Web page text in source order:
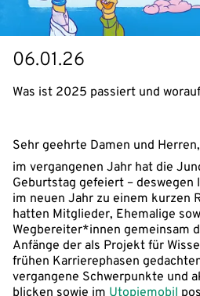
06.01.26
Was ist 2025 passiert und
Sehr geehrte Damen und Herren,
im vergangenen Jahr hat die
Geburtstag gefeiert – deswegen
im neuen Jahr zu einem kurzen
hatten Mitglieder, Ehemalige
Wegbereiter*innen gemeinsam
Anfänge der als Projekt für
frühen Karrierephasen
vergangene Schwerpunkte und